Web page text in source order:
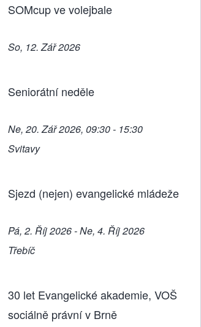
SOMcup ve volejbale
So, 12. Zář 2026
Seniorátní neděle
Ne, 20. Zář 2026, 09:30 - 15:30
Svitavy
Sjezd (nejen) evangelické mládeže
Pá, 2. Říj 2026 - Ne, 4. Říj 2026
Třebíč
30 let Evangelické akademie, VOŠ
sociálně právní v Brně